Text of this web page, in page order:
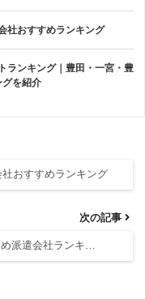
社おすすめランキング
ランキング｜豊田・一宮・豊
グを紹介
社おすすめランキング
次の記事
派遣会社ランキ…